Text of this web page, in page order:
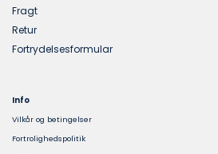
Fragt
Retur
Fortrydelsesformular
Info
Vilkår og betingelser
Fortrolighedspolitik